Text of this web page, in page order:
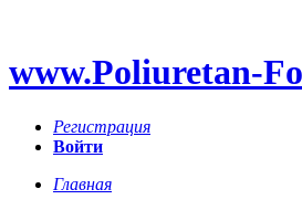
www.Poliuretan-
Регистрация
Войти
Главная